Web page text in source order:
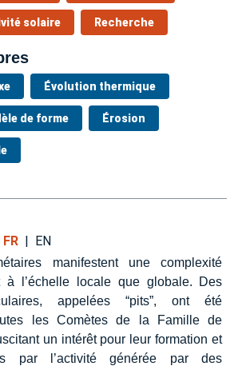
solaire Recherche
Évolution thermique
de forme Érosion
FR| EN
manifestent une complexité
à l’échelle locale que globale. Des
appelées “pits”, ont été
les Comètes de la Famille de
un intérêt pour leur formation et
par l’activité générée par des